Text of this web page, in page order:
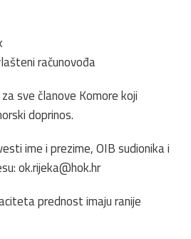
računovođa
za sve članove Komore koji
doprinos.
ime i prezime, OIB sudionika i
ok.rijeka@hok.hr
prednost imaju ranije